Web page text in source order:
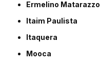
Ermelino Matarazzo
Itaim Paulista
Itaquera
Mooca